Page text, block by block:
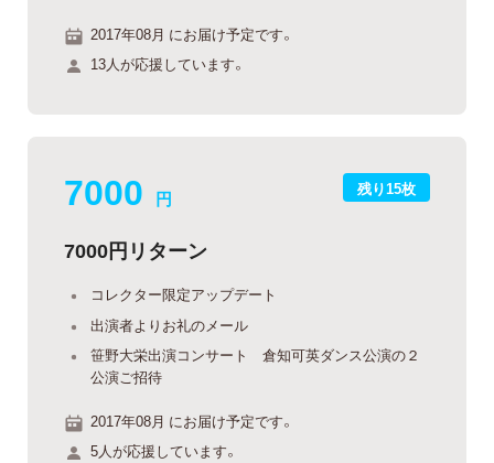
2017年08月 にお届け予定です。
13人が応援しています。
残り15枚
7000 円
7000円リターン
コレクター限定アップデート
出演者よりお礼のメール
笹野大栄出演コンサート 倉知可英ダンス公演の２
公演ご招待
2017年08月 にお届け予定です。
5人が応援しています。